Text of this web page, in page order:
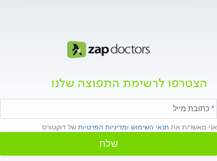
הצטרפו לרשימת התפוצה שלנו
אני מאשר/ת את תנאי השימוש ומדיניות הפרטיות של דוקטורס
שלח